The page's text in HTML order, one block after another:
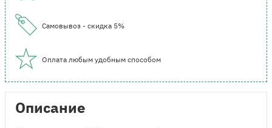
Самовывоз - скидка 5%
Оплата любым удобным способом
Описание